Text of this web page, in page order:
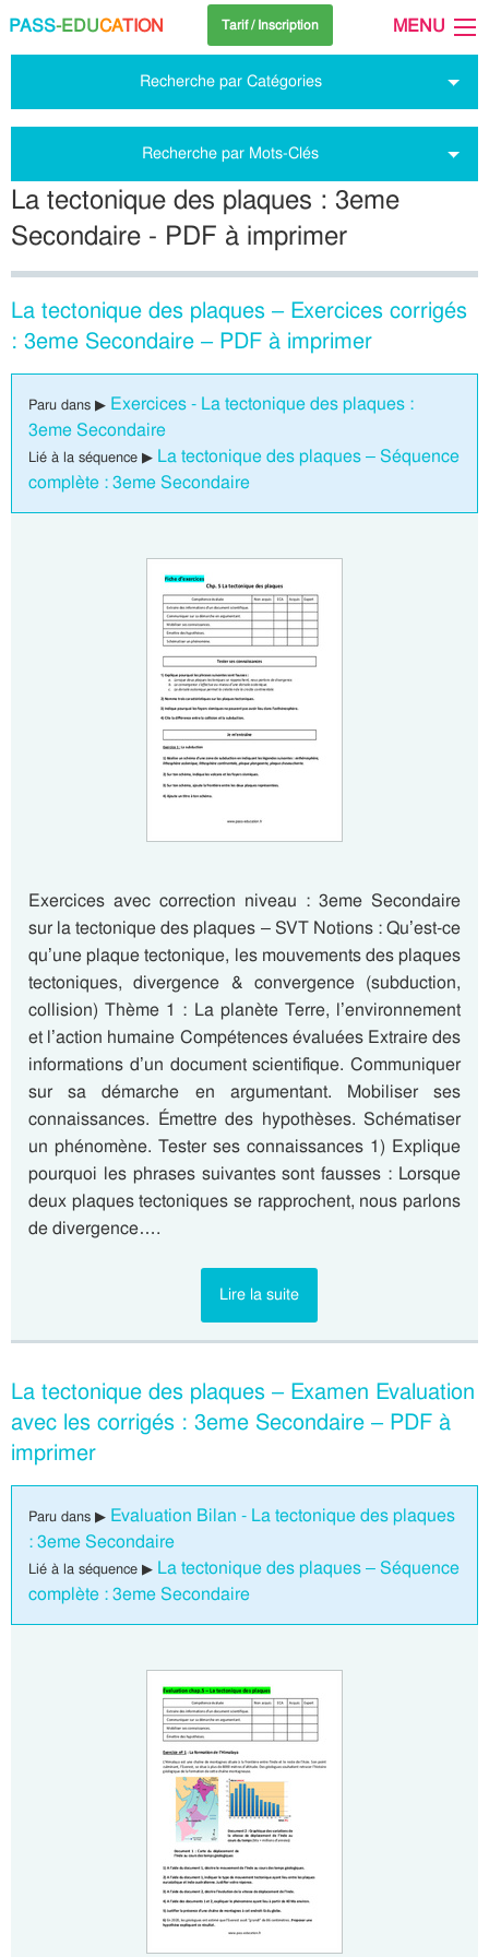
PASS-EDUCATION Tarif / Inscription MENU
Recherche par Catégories
Recherche par Mots-Clés
La tectonique des plaques : 3eme
Secondaire - PDF à imprimer
La tectonique des plaques – Exercices corrigés
: 3eme Secondaire – PDF à imprimer
Paru dans ▶ Exercices - La tectonique des plaques :
3eme Secondaire
Lié à la séquence ▶ La tectonique des plaques – Séquence
complète : 3eme Secondaire
Exercices avec correction niveau : 3eme Secondaire
sur la tectonique des plaques – SVT Notions : Qu’est-ce
qu’une plaque tectonique, les mouvements des plaques
tectoniques, divergence & convergence (subduction,
collision) Thème 1 : La planète Terre, l’environnement
et l’action humaine Compétences évaluées Extraire des
informations d’un document scientifique. Communiquer
sur sa démarche en argumentant. Mobiliser ses
connaissances. Émettre des hypothèses. Schématiser
un phénomène. Tester ses connaissances 1) Explique
pourquoi les phrases suivantes sont fausses : Lorsque
deux plaques tectoniques se rapprochent, nous parlons
de divergence….
Lire la suite
La tectonique des plaques – Examen Evaluation
avec les corrigés : 3eme Secondaire – PDF à
imprimer
Paru dans ▶ Evaluation Bilan - La tectonique des plaques
: 3eme Secondaire
Lié à la séquence ▶ La tectonique des plaques – Séquence
complète : 3eme Secondaire